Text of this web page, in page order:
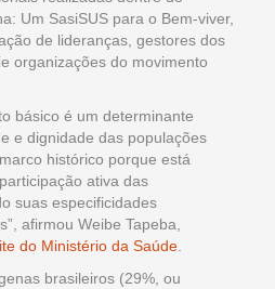
Um SasiSUS para o Bem-viver,
de lideranças, gestores dos
organizações do movimento
básico é um determinante
e dignidade das populações
histórico porque está
ativa das
suas especificidades
afirmou Weibe Tapeba,
do Ministério da Saúde
brasileiros (29%, ou